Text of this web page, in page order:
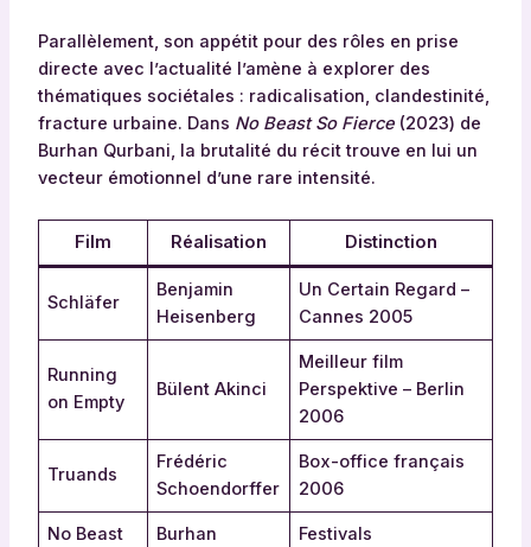
Parallèlement, son appétit pour des rôles en prise
directe avec l’actualité l’amène à explorer des
thématiques sociétales : radicalisation, clandestinité,
fracture urbaine. Dans No Beast So Fierce(2023) de
Burhan Qurbani, la brutalité du récit trouve en lui un
vecteur émotionnel d’une rare intensité.
Film Réalisation Distinction
Schläfer
Benjamin
Heisenberg
Un Certain Regard –
Cannes 2005
Running
on Empty
Bülent Akinci
Meilleur film
Perspektive – Berlin
2006
Truands
Frédéric
Schoendorffer
Box-office français
2006
No Beast
Burhan
Festivals